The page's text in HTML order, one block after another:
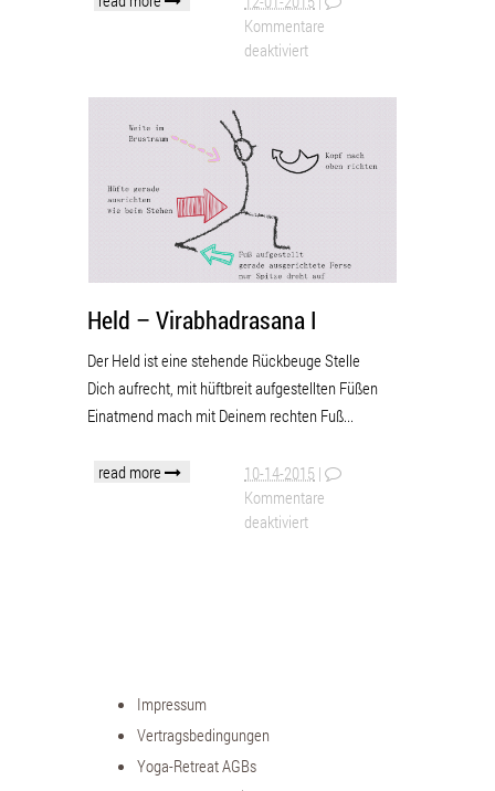
Kommentare
deaktiviert
Held – Virabhadrasana I
Der Held ist eine stehende Rückbeuge Stelle
Dich aufrecht, mit hüftbreit aufgestellten Füßen
Einatmend mach mit Deinem rechten Fuß...
read more 10-14-2015 |
Kommentare
deaktiviert
Impressum
Vertragsbedingungen
Yoga-Retreat AGBs